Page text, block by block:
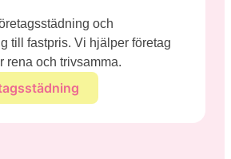
och
till fastpris. Vi hjälper företag
rena och trivsamma.